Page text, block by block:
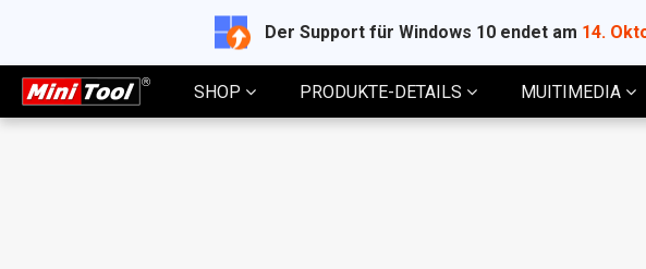
Der Support für Windows 10 endet am 14.
SHOP PRODUKTE-DETAILS MUITIMEDIA